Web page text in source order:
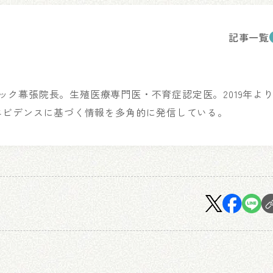
記事一覧
ク幕張院長。生殖医療専門医・不育症認定医。2019年より
デンスに基づく情報を多角的に発信している。